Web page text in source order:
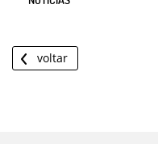
voltar